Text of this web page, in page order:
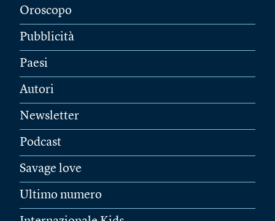
Oroscopo
Pubblicità
Paesi
Autori
Newsletter
Podcast
Savage love
Ultimo numero